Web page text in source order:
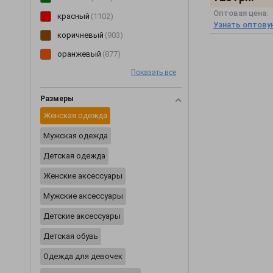
Перчатки(2)
Пиджаки (233)
Пижамы (62)
Платья(3354)
Плащи(6)
(2422)
(354)
Сарафаны(202)
Свитеры (229)
красный (1102)
коричневый (903)
оранжевый (877)
Показать все
Размеры
Женская одежда
Мужская одежда
Детская одежда
Женские аксессуары
Мужские аксессуары
Детские аксессуары
Детская обувь
Одежда для девочек
Оптовая цена:
Узнать